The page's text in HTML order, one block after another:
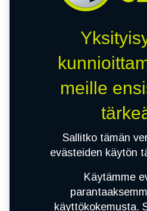
meille
Sallitko tämän
evästeiden käytön
Käytämme
käyttökokemusta.